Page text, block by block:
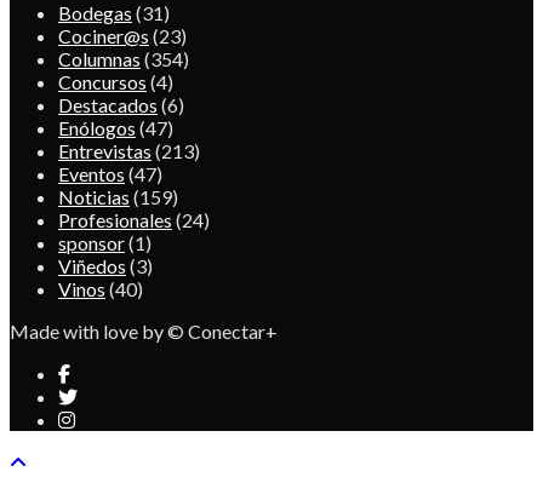
Bodegas (31)
Cociner@s (23)
Columnas (354)
Concursos (4)
Destacados (6)
Enólogos (47)
Entrevistas (213)
Eventos (47)
Noticias (159)
Profesionales (24)
sponsor(1)
Viñedos (3)
Vinos (40)
Made with love by © Conectar+